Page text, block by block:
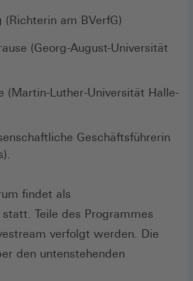
am BVerfG)
(Georg-August-Universität
(Martin-Luther-Universität Halle-
Geschäftsführerin
findet als
Teile des Programmes
verfolgt werden. Die
den untenstehenden